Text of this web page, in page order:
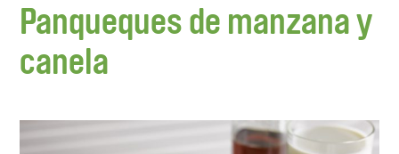
Panqueques de manzana y
canela